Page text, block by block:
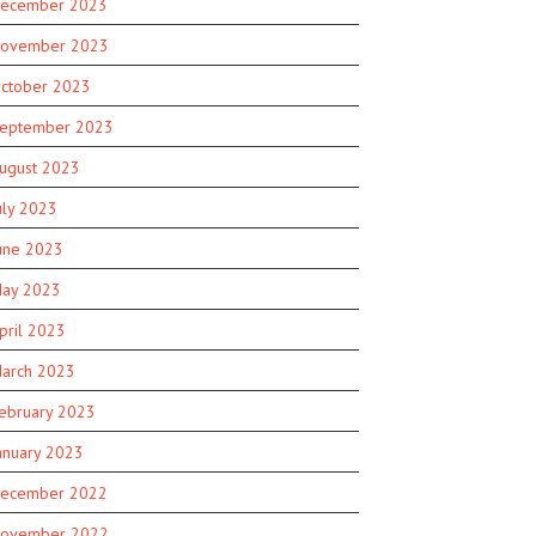
2023
2023
2023
2023
2023
2023
2023
2023
2023
2023
2023
2023
2022